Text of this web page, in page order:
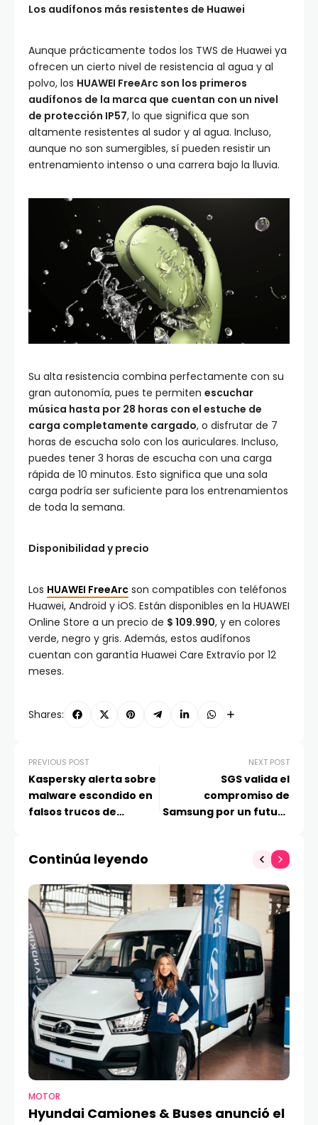
Los audífonos más resistentes de Huawei
Aunque prácticamente todos los TWS de Huawei ya
ofrecen un cierto nivel de resistencia al agua y al
polvo, los HUAWEI FreeArc son los primeros
audífonos de la marca que cuentan con un nivel
de protección IP57, lo que significa que son
altamente resistentes al sudor y al agua. Incluso,
aunque no son sumergibles, sí pueden resistir un
entrenamiento intenso o una carrera bajo la lluvia.
Su alta resistencia combina perfectamente con su
gran autonomía, pues te permiten escuchar
música hasta por 28 horas con el estuche de
carga completamente cargado, o disfrutar de 7
horas de escucha solo con los auriculares. Incluso,
puedes tener 3 horas de escucha con una carga
rápida de 10 minutos. Esto significa que una sola
carga podría ser suficiente para los entrenamientos
de toda la semana.
Disponibilidad y precio
Los HUAWEI FreeArc son compatibles con teléfonos
Huawei, Android y iOS. Están disponibles en la HUAWEI
Online Store a un precio de $ 109.990, y en colores
verde, negro y gris. Además, estos audífonos
cuentan con garantía Huawei Care Extravío por 12
meses.
Shares:
PREVIOUS POST
Kaspersky alerta sobre
malware escondido en
falsos trucos de
NEXT POST
SGS valida el
compromiso de
Samsung por un futuro
Continúa leyendo
MOTOR
Hyundai Camiones & Buses anunció el